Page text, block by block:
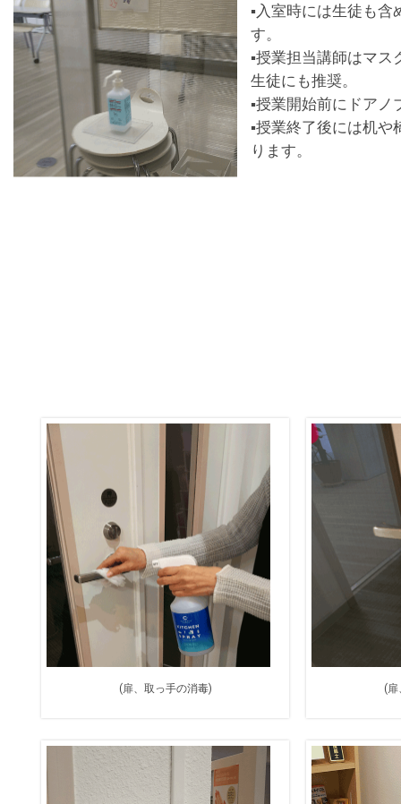
▪入室時には生徒も
す。
▪授業担当講師はマ
生徒にも推奨。
▪授業開始前にドア
▪授業終了後には机
ります。
(扉、取っ手の消毒) (扉